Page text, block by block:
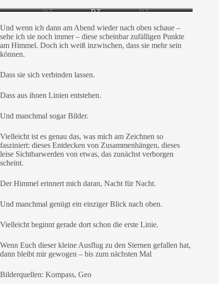
D.T. D.T.
D.T.
Und wenn ich dann am Abend wieder nach oben schaue –
sehe ich sie noch immer – diese scheinbar zufälligen Punkte
am Himmel. Doch ich weiß inzwischen, dass sie mehr sein
können.
Dass sie sich verbinden lassen.
Dass aus ihnen Linien entstehen.
Und manchmal sogar Bilder.
Vielleicht ist es genau das, was mich am Zeichnen so
fasziniert: dieses Entdecken von Zusammenhängen, dieses
leise Sichtbarwerden von etwas, das zunächst verborgen
scheint.
Der Himmel erinnert mich daran, Nacht für Nacht.
Und manchmal genügt ein einziger Blick nach oben.
Vielleicht beginnt gerade dort schon die erste Linie.
Wenn Euch dieser kleine Ausflug zu den Sternen gefallen hat,
dann bleibt mir gewogen – bis zum nächsten Mal
Bilderquellen: Kompass, Geo